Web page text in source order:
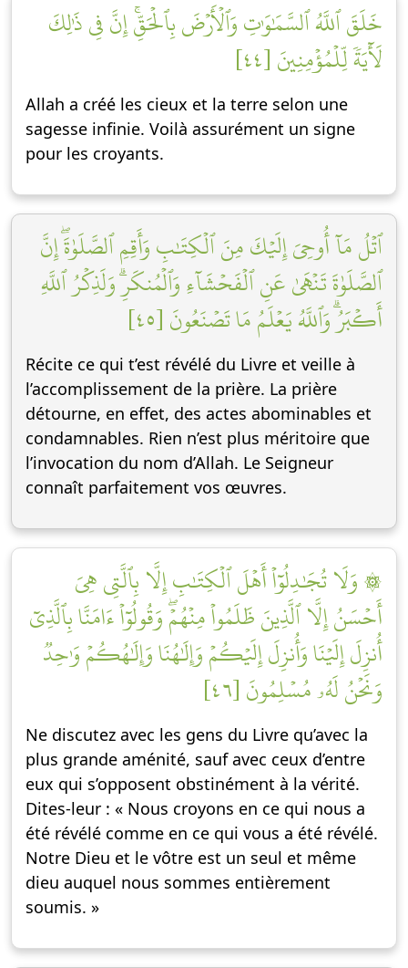
خَلَقَ ٱللَّهُ ٱلسَّمَٰوَٰتِ وَٱلۡأَرۡضَ بِٱلۡحَقِّۚ إِنَّ فِي ذَٰلِكَ
لَأٓيَةٗ لِّلۡمُؤۡمِنِينَ [٤٤]
Allah a créé les cieux et la terre selon une
sagesse infinie. Voilà assurément un signe
pour les croyants.
ٱتۡلُ مَآ أُوحِيَ إِلَيۡكَ مِنَ ٱلۡكِتَٰبِ وَأَقِمِ ٱلصَّلَوٰةَۖ إِنَّ
ٱلصَّلَوٰةَ تَنۡهَىٰ عَنِ ٱلۡفَحۡشَآءِ وَٱلۡمُنكَرِۗ وَلَذِكۡرُ ٱللَّهِ
أَكۡبَرُۗ وَٱللَّهُ يَعۡلَمُ مَا تَصۡنَعُونَ [٤٥]
Récite ce qui t’est révélé du Livre et veille à
l’accomplissement de la prière. La prière
détourne, en effet, des actes abominables et
condamnables. Rien n’est plus méritoire que
l’invocation du nom d’Allah. Le Seigneur
connaît parfaitement vos œuvres.
۞ وَلَا تُجَٰدِلُوٓاْ أَهۡلَ ٱلۡكِتَٰبِ إِلَّا بِٱلَّتِي هِيَ
أَحۡسَنُ إِلَّا ٱلَّذِينَ ظَلَمُواْ مِنۡهُمۡۖ وَقُولُوٓاْ ءَامَنَّا بِٱلَّذِيٓ
أُنزِلَ إِلَيۡنَا وَأُنزِلَ إِلَيۡكُمۡ وَإِلَٰهُنَا وَإِلَٰهُكُمۡ وَٰحِدٞ
وَنَحۡنُ لَهُۥ مُسۡلِمُونَ [٤٦]
Ne discutez avec les gens du Livre qu’avec la
plus grande aménité, sauf avec ceux d’entre
eux qui s’opposent obstinément à la vérité.
Dites-leur : « Nous croyons en ce qui nous a
été révélé comme en ce qui vous a été révélé.
Notre Dieu et le vôtre est un seul et même
dieu auquel nous sommes entièrement
soumis. »